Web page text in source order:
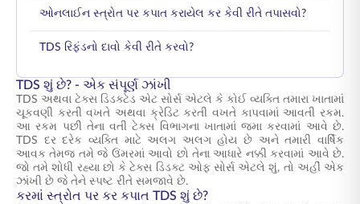
ઓનલાઈન સ્ત્રોત પર કપાત કરાયેલ કર કેવી રીતે તપાસવો?
TDS રિફંડનો દાવો કેવી રીતે કરવો?
TDS શું છે? - એક સંપૂર્ણ ઝાંખી
TDS અથવા ટેક્સ ડિડક્ટેડ એટ સોર્સ એટલે કે કોઈ વ્યક્તિ તમારા ખાતામાં
ચૂકવણી કરતી વખતે અથવા ક્રેડિટ કરતી વખતે કાપવામાં આવતી રકમ.
આ રકમ પછી તેના વતી ટેક્સ વિભાગના ખાતામાં જમા કરવામાં આવે છે.
TDS દર દરેક વ્યક્તિ માટે અલગ અલગ હોય છે અને તમારી વાર્ષિક
આવક તેમજ તમે જે ઉંમરમાં આવો છો તેના આધારે નક્કી કરવામાં આવે છે.
જો તમે શોધી રહ્યા છો કે ટેક્સ ડિડક્ટ ઓફ સોર્સ એટલે શું, તો અહીં એક
ઝાંખી છે જે તેને સ્પષ્ટ રીતે સમજાવે છે.
કરમાં સ્ત્રોત પર કર કપાત TDS શું છે?